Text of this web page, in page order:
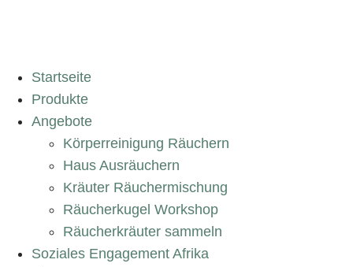
Startseite
Produkte
Angebote
Körperreinigung Räuchern
Haus Ausräuchern
Kräuter Räuchermischung
Räucherkugel Workshop
Räucherkräuter sammeln
Soziales Engagement Afrika